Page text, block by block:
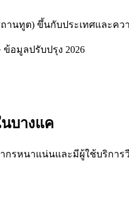
ถานทูต) ขึ้นกับประเทศและ
ข้อมูลปรับปรุง 2026
นบางแค
รหนาแน่นและมีผู้ใช้บริการ